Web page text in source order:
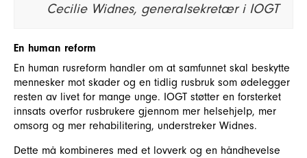
Cecilie Widnes, generalsekretær i IOGT
En human reform
En human rusreform handler om at samfunnet skal beskytte
mennesker mot skader og en tidlig rusbruk som ødelegger
resten av livet for mange unge. IOGT støtter en forsterket
innsats overfor rusbrukere gjennom mer helsehjelp, mer
omsorg og mer rehabilitering, understreker Widnes.
Dette må kombineres med et lovverk og en håndhevelse